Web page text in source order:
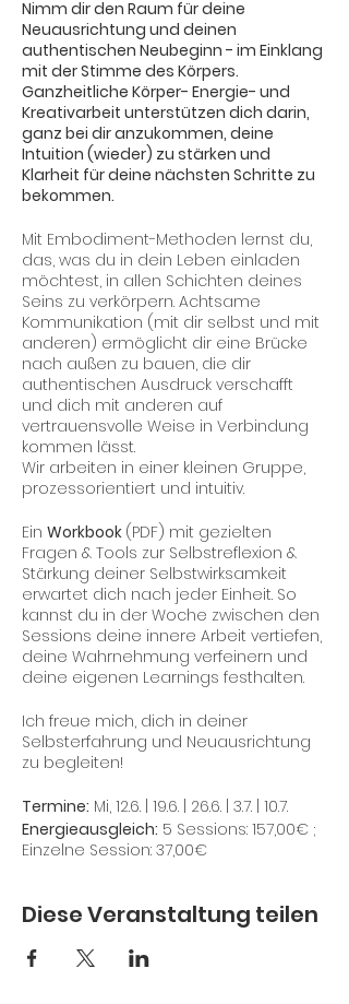
Nimm dir den Raum für deine
Neuausrichtung und deinen
authentischen Neubeginn - im Einklang
mit der Stimme des Körpers.
Ganzheitliche Körper- Energie- und
Kreativarbeit unterstützen dich darin,
ganz bei dir anzukommen, deine
Intuition (wieder) zu stärken und
Klarheit für deine nächsten Schritte zu
bekommen.
Mit Embodiment-Methoden lernst du,
das, was du in dein Leben einladen
möchtest, in allen Schichten deines
Seins zu verkörpern. Achtsame
Kommunikation (mit dir selbst und mit
anderen) ermöglicht dir eine Brücke
nach außen zu bauen, die dir
authentischen Ausdruck verschafft
und dich mit anderen auf
vertrauensvolle Weise in Verbindung
kommen lässt.
Wir arbeiten in einer kleinen Gruppe,
prozessorientiert und intuitiv.
Ein Workbook (PDF) mit gezielten
Fragen & Tools zur Selbstreflexion &
Stärkung deiner Selbstwirksamkeit
erwartet dich nach jeder Einheit. So
kannst du in der Woche zwischen den
Sessions deine innere Arbeit vertiefen,
deine Wahrnehmung verfeinern und
deine eigenen Learnings festhalten.
Ich freue mich, dich in deiner
Selbsterfahrung und Neuausrichtung
zu begleiten!
Termine: Mi, 12.6. | 19.6. | 26.6. | 3.7. | 10.7.
Energieausgleich: 5 Sessions: 157,00€ ;
Einzelne Session: 37,00€
Diese Veranstaltung teilen